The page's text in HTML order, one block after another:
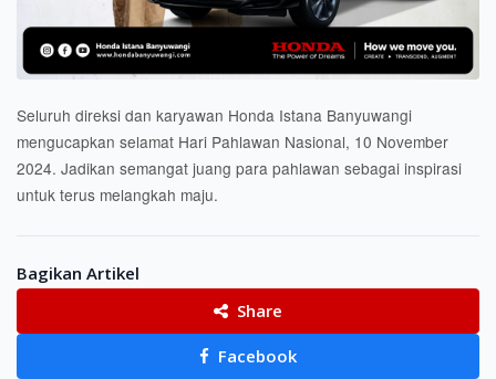
Seluruh direksi dan karyawan Honda Istana Banyuwangi
mengucapkan selamat Hari Pahlawan Nasional, 10 November
2024. Jadikan semangat juang para pahlawan sebagai inspirasi
untuk terus melangkah maju.
Bagikan Artikel
Share
Facebook